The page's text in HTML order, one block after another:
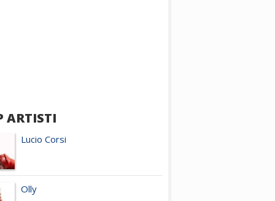
ARTISTI
Lucio Corsi
Olly